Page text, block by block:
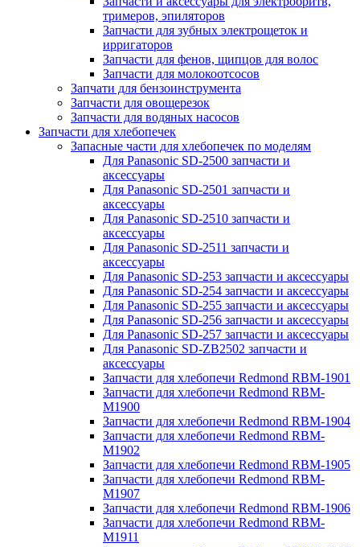
тримеров, эпиляторов
Запчасти для зубных электрощеток и
ирригаторов
Запчасти для фенов, щипцов для волос
Запчасти для молокоотсосов
Запчати для бензоинструмента
Запчасти для овощерезок
Запчасти для водяных насосов
Запчасти для хлебопечек
Запасные части для хлебопечек по моделям
Для Panasonic SD-2500 запчасти и
аксессуары
Для Panasonic SD-2501 запчасти и
аксессуары
Для Panasonic SD-2510 запчасти и
аксессуары
Для Panasonic SD-2511 запчасти и
аксессуары
Для Panasonic SD-253 запчасти и аксессуары
Для Panasonic SD-254 запчасти и аксессуары
Для Panasonic SD-255 запчасти и аксессуары
Для Panasonic SD-256 запчасти и аксессуары
Для Panasonic SD-257 запчасти и аксессуары
Для Panasonic SD-ZB2502 запчасти и
аксессуары
Запчасти для хлебопечи Redmond RBM-1901
Запчасти для хлебопечи Redmond RBM-
M1900
Запчасти для хлебопечи Redmond RBM-1904
Запчасти для хлебопечи Redmond RBM-
M1902
Запчасти для хлебопечи Redmond RBM-1905
Запчасти для хлебопечи Redmond RBM-
M1907
Запчасти для хлебопечи Redmond RBM-1906
Запчасти для хлебопечи Redmond RBM-
M1911